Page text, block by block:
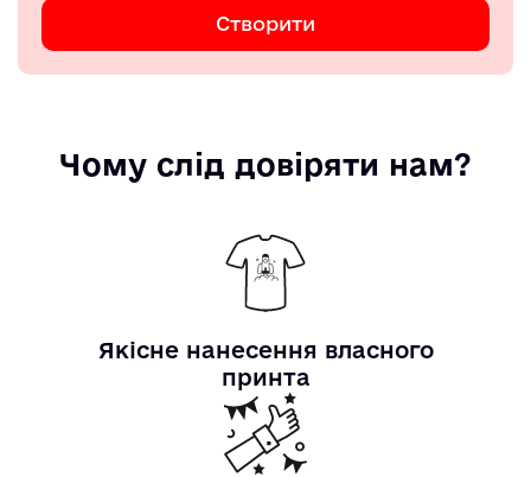
Створити
Чому слід довіряти нам?
Якісне нанесення власного
принта